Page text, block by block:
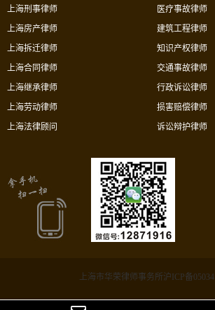
上海刑事律师
上海房产律师
上海拆迁律师
医疗事故律师
建筑工程律师
知识产权律师
上海合同律师
上海继承律师
上海劳动律师
上海法律顾问
交通事故律师
行政诉讼律师
损害赔偿律师
诉讼辩护律师
上海市华荣律师事务所沪ICP备